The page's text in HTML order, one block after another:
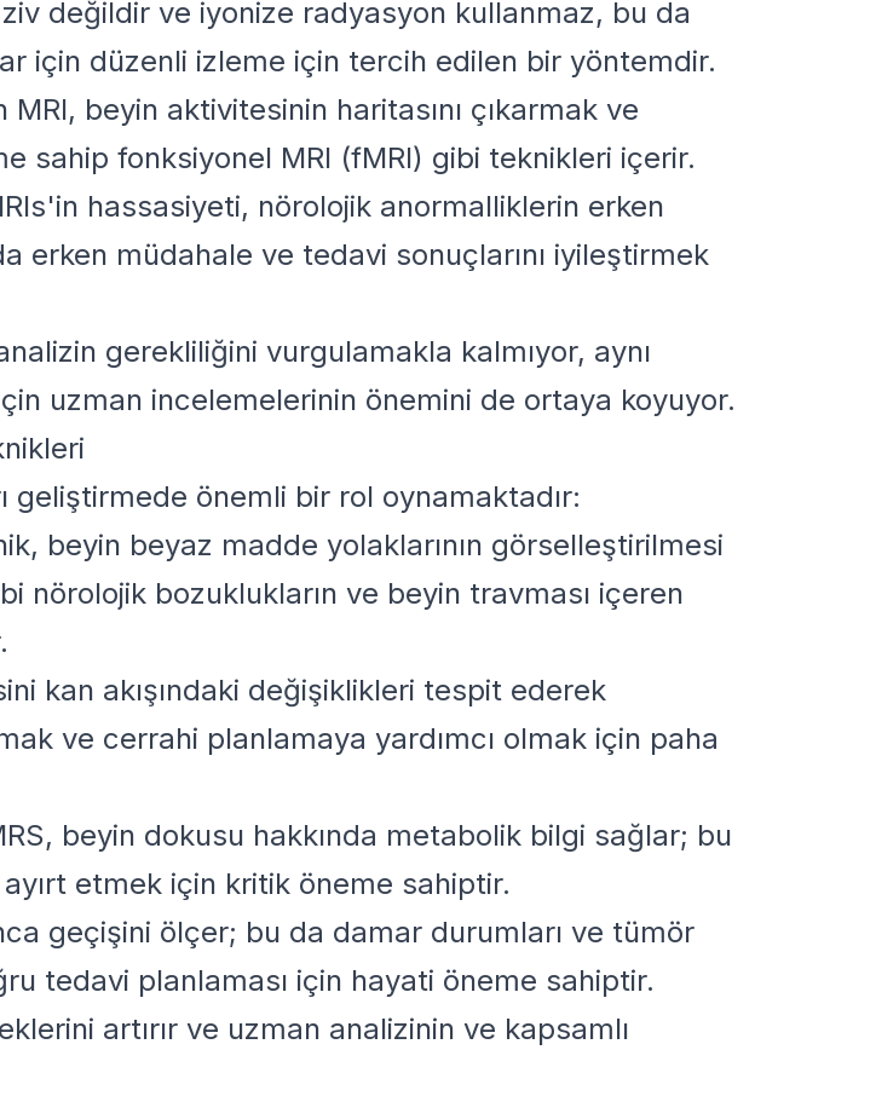
değildir ve iyonize radyasyon kullanmaz, bu da
için düzenli izleme için tercih edilen bir yöntemdir.
MRI, beyin aktivitesinin haritasını çıkarmak ve
sahip fonksiyonel MRI (fMRI) gibi teknikleri içerir.
hassasiyeti, nörolojik anormalliklerin erken
erken müdahale ve tedavi sonuçlarını iyileştirmek
gerekliliğini vurgulamakla kalmıyor, aynı
uzman incelemelerinin önemini de ortaya koyuyor.
geliştirmede önemli bir rol oynamaktadır:
beyin beyaz madde yolaklarının görselleştirilmesi
nörolojik bozuklukların ve beyin travması içeren
kan akışındaki değişiklikleri tespit ederek
ve cerrahi planlamaya yardımcı olmak için paha
beyin dokusu hakkında metabolik bilgi sağlar; bu
etmek için kritik öneme sahiptir.
geçişini ölçer; bu da damar durumları ve tümör
tedavi planlaması için hayati öneme sahiptir.
artırır ve uzman analizinin ve kapsamlı